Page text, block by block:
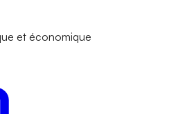
et économique